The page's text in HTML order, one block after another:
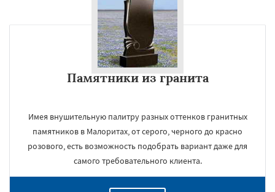
Памятники из гранита
Имея внушительную палитру разных оттенков гранитных
памятников в Малоритах, от серого, черного до красно
розового, есть возможность подобрать вариант даже для
самого требовательного клиента.